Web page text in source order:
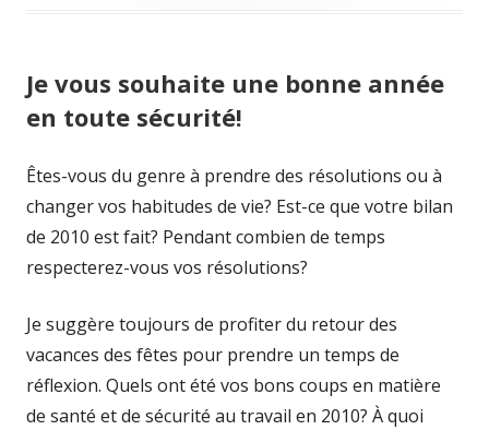
Je vous souhaite une bonne année
en toute sécurité!
Êtes-vous du genre à prendre des résolutions ou à
changer vos habitudes de vie? Est-ce que votre bilan
de 2010 est fait? Pendant combien de temps
respecterez-vous vos résolutions?
Je suggère toujours de profiter du retour des
vacances des fêtes pour prendre un temps de
réflexion. Quels ont été vos bons coups en matière
de santé et de sécurité au travail en 2010? À quoi